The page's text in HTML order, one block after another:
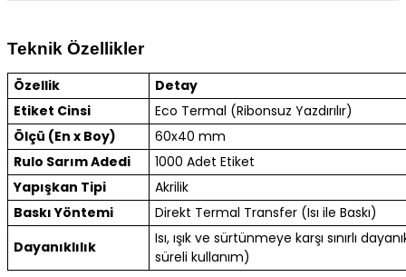
Teknik Özellikler
Özellik
Detay
Etiket Cinsi
Eco Termal (Ribonsuz Yazdırılır)
Ölçü (En x Boy)
60x40 mm
Rulo Sarım Adedi
1000 Adet Etiket
Yapışkan Tipi
Akrilik
Baskı Yöntemi
Direkt Termal Transfer (Isı ile Baskı)
Dayanıklılık
Isı, ışık ve sürtünmeye karşı sınırlı
süreli kullanım)